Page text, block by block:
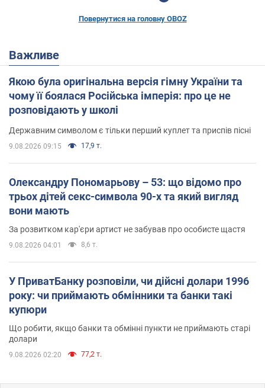
Повернутися на головну OBOZ
Важливе
Якою була оригінальна версія гімну України та
чому її боялася Російська імперія: про це не
розповідають у школі
Державним символом є тільки перший куплет та приспів пісні
9.08.2026 09:15 17,9 т.
Олександру Пономарьову – 53: що відомо про
трьох дітей секс-символа 90-х та який вигляд
вони мають
За розвитком кар'єри артист не забував про особисте щастя
9.08.2026 04:01 8,6 т.
У ПриватБанку розповіли, чи дійсні долари 1996
року: чи приймають обмінники та банки такі
купюри
Що робити, якщо банки та обмінні пункти не приймають старі
долари
9.08.2026 02:20 77,2 т.